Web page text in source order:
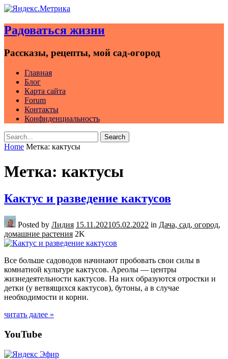
to
content
Радоваться жизни
Рассказы, рецепты, мой сад-огород
Главная
Блог
Карта сайта
Forum
Контакты
Конфиденциальность
Search
for:
Search
Home Метка: кактусы
Метка: кактусы
Кактус и разведение кактусов
Posted by Лидия 15.11.202105.02.2022 in Дача, сад, огород,
домашние растения 2K
Все больше садоводов начинают пробовать свои силы в
комнатной культуре кактусов. Ареолы — центры
жизнедеятельности кактусов. На них образуются отростки и
детки (у ветвящихся кактусов), бутоны, а в случае
необходимости и корни.
читать далее »
Posts
YouTube